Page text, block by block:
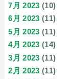
7月 2023 (10)
6月 2023 (11)
5月 2023 (11)
4月 2023 (14)
3月 2023 (11)
2月 2023 (11)